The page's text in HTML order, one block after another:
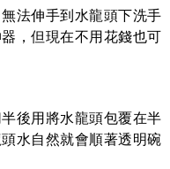
法伸手到水龍頭下洗手
，但現在不用花錢也可
後用將水龍頭包覆在半
水自然就會順著透明碗